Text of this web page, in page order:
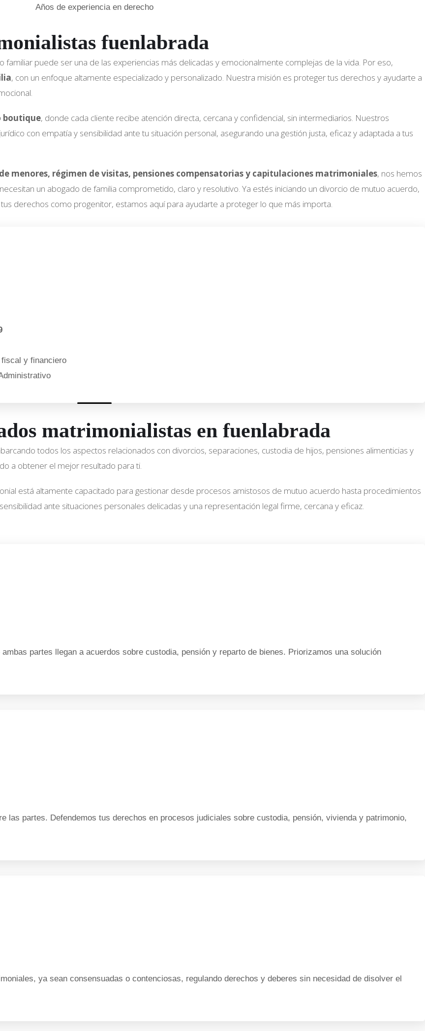
Años de experiencia en derecho
fuenlabrada
puede ser una de las experiencias más delicadas y emocionalmente complejas de la vida. Por eso,
, con un enfoque altamente especializado y personalizado. Nuestra misión es proteger tus derechos y ayudarte a
boutique, donde cada cliente recibe atención directa, cercana y confidencial, sin intermediarios. Nuestros
con empatía y sensibilidad ante tu situación personal, asegurando una gestión justa, eficaz y adaptada a tus
menores, régimen de visitas, pensiones compensatorias y capitulaciones matrimoniales, nos hemos
un abogado de familia comprometido, claro y resolutivo. Ya estés iniciando un divorcio de mutuo acuerdo,
derechos como progenitor, estamos aquí para ayudarte a proteger lo que más importa.
y financiero
matrimonialistas en fuenlabrada
todos los aspectos relacionados con divorcios, separaciones, custodia de hijos, pensiones alimenticias y
a obtener el mejor resultado para ti.
está altamente capacitado para gestionar desde procesos amistosos de mutuo acuerdo hasta procedimientos
ante situaciones personales delicadas y una representación legal firme, cercana y eficaz.
partes llegan a acuerdos sobre custodia, pensión y reparto de bienes. Priorizamos una solución
las partes. Defendemos tus derechos en procesos judiciales sobre custodia, pensión, vivienda y patrimonio,
ya sean consensuadas o contenciosas, regulando derechos y deberes sin necesidad de disolver el